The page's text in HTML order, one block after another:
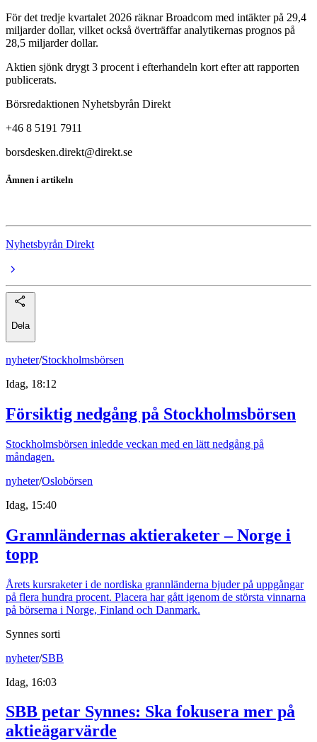
För det tredje kvartalet 2026 räknar Broadcom med intäkter på 29,4
miljarder dollar, vilket också överträffar analytikernas prognos på
28,5 miljarder dollar.
Aktien sjönk drygt 3 procent i efterhandeln kort efter att rapporten
publicerats.
Börsredaktionen Nyhetsbyrån Direkt
+46 8 5191 7911
borsdesken.direkt@direkt.se
Ämnen i artikeln
Nyhetsbyrån Direkt
Dela
nyheter/Stockholmsbörsen
Idag, 18:12
Försiktig nedgång på Stockholmsbörsen
Stockholmsbörsen inledde veckan med en lätt nedgång på
måndagen.
nyheter/Oslobörsen
Idag, 15:40
Grannländernas aktieraketer – Norge i
topp
Årets kursraketer i de nordiska grannländerna bjuder på uppgångar
på flera hundra procent. Placera har gått igenom de största vinnarna
på börserna i Norge, Finland och Danmark.
Synnes sorti
nyheter/SBB
Idag, 16:03
SBB petar Synnes: Ska fokusera mer på
aktieägarvärde